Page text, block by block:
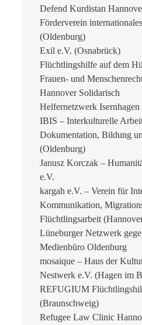
Defend Kurdistan
Förderverein
(Oldenburg)
Exil e.V. (Osnabrück)
Flüchtlingshilfe auf dem
Frauen- und
Hannover Solidarisch
Helfernetzwerk Isernhagen
IBIS – Interkulturelle
Dokumentation, Bildung
(Oldenburg)
Janusz Korczak –
e.V.
kargah e.V. – Verein für
Kommunikation,
Flüchtlingsarbeit
Lüneburger Netzwerk
Medienbüro Oldenburg
mosaique – Haus der
Nestwerk e.V. (Hagen im
REFUGIUM
(Braunschweig)
Refugee Law Clinic